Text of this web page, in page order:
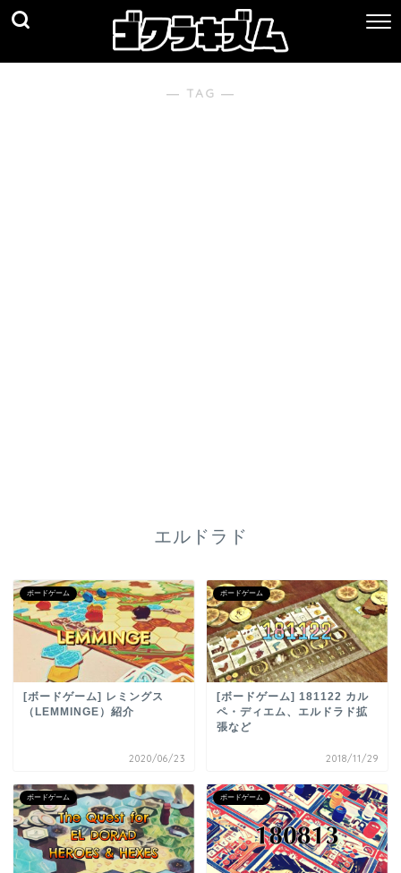
― TAG ―
エルドラド
ボードゲーム
[ボードゲーム] レミングス
（LEMMINGE）紹介
2020/06/23
ボードゲーム
[ボードゲーム] 181122 カル
ペ・ディエム、エルドラド拡
張など
2018/11/29
ボードゲーム ボードゲーム